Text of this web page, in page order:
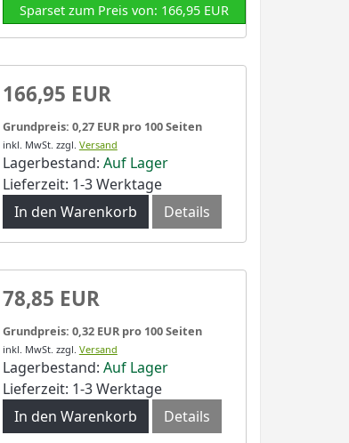
Sparset zum Preis von: 166,95 EUR
166,95 EUR
Grundpreis: 0,27 EUR pro 100 Seiten
inkl. MwSt. zzgl. Versand
Lagerbestand: Auf Lager
Lieferzeit: 1-3 Werktage
In den Warenkorb
Details
78,85 EUR
Grundpreis: 0,32 EUR pro 100 Seiten
inkl. MwSt. zzgl. Versand
Lagerbestand: Auf Lager
Lieferzeit: 1-3 Werktage
In den Warenkorb
Details